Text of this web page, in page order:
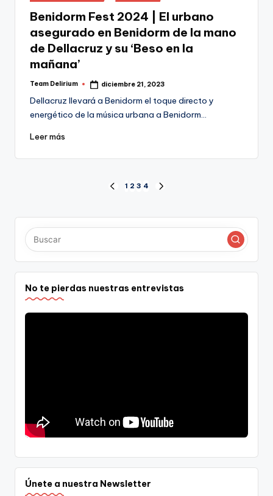
en
Benidorm Fest 2024 | El urbano
asegurado en Benidorm de la mano
de Dellacruz y su ‘Beso en la
mañana’
Publicado
Team Delirium diciembre 21, 2023
Dellacruz llevará a Benidorm el toque directo y
energético de la música urbana a Benidorm…
Leer más
Paginación
de
entradas
PÁGINA
1 2 3 4
No te pierdas nuestras entrevistas
Únete a nuestra Newsletter